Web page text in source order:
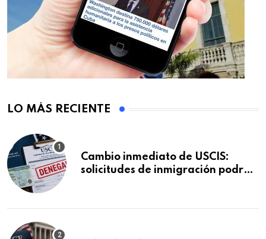
LO MÁS RECIENTE
Cambio inmediato de USCIS:
solicitudes de inmigración podrán